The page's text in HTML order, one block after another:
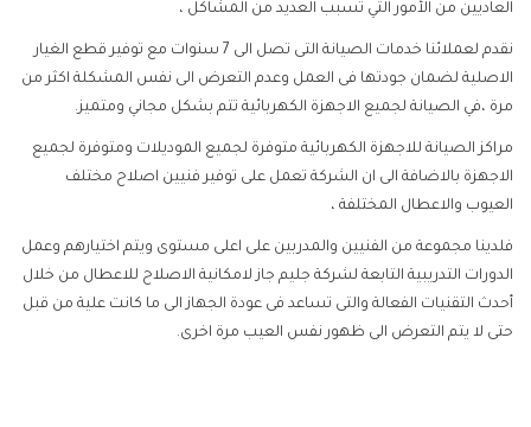
العاديين من الأمور التي تسبب العديد من المشاكل ،
نقدم لعملائنا خدمات الصيانة التى تصل الى 7 سنوات مع توفير قطع الغيار
الاصلية لضمان جودتها فى العمل وعدم التعرض الى نفس المشكلة اكثر من
مرة ،في الصيانة لجميع الاجهزة الكهربائية تتم بشكل مجاني ومتميز.
مراكز الصيانة للاجهزة الكهربائية متوفرة لجميع الموديلات ومتوفرة لجميع
الاجهزة بالاضافة الى ان الشركة تعمل على توفير فنيين اصلاح مختلف
العيوب والاعطال المختلفة ،
فلدينا مجموعة من الفنيين والمدربين على اعلى مستوى ويتم اختيارهم وعمل
الدورات التدريبية التابعة لشركة جليم جاز لامكانية الاصلاح للاعطال من خلال
أحدث التقنيات الفعالة والتى تساعد فى عودة الجهاز الى ما كانت علية من قبل
حتى لا يتم التعرض الى ظهور نفس العيب مرة اخرى.